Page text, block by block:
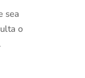
sea
o